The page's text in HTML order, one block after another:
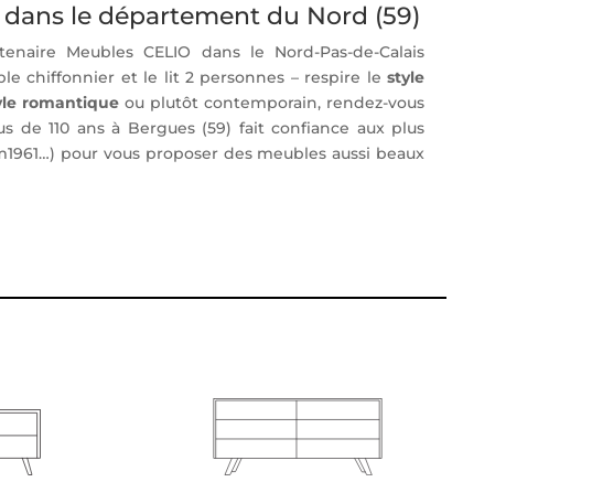
le département du Nord (59)
Meubles CELIO dans le Nord-Pas-de-Calais
chiffonnier et le lit 2 personnes – respire lestyle
romantique ou plutôt contemporain, rendez-vous
110 ans à Bergues (59) fait confiance aux plus
pour vous proposer des meubles aussi beaux